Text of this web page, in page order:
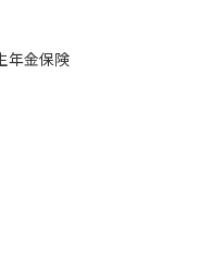
年金保険